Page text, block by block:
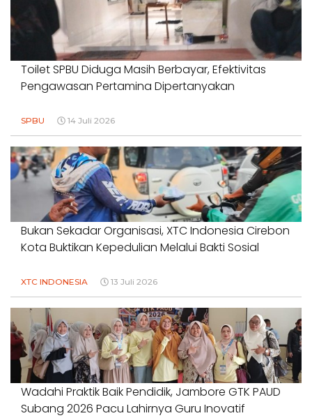
Toilet SPBU Diduga Masih Berbayar, Efektivitas
Pengawasan Pertamina Dipertanyakan
SPBU 14 Juli 2026
Bukan Sekadar Organisasi, XTC Indonesia Cirebon
Kota Buktikan Kepedulian Melalui Bakti Sosial
XTC INDONESIA 13 Juli 2026
Wadahi Praktik Baik Pendidik, Jambore GTK PAUD
Subang 2026 Pacu Lahirnya Guru Inovatif